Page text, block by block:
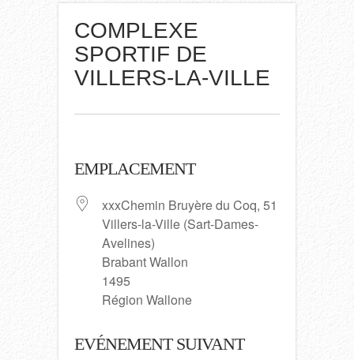
COMPLEXE
SPORTIF DE
VILLERS-LA-VILLE
EMPLACEMENT
xxxChemin Bruyère du Coq, 51
Villers-la-Ville (Sart-Dames-
Avelines)
Brabant Wallon
1495
Région Wallone
EVÉNEMENT SUIVANT